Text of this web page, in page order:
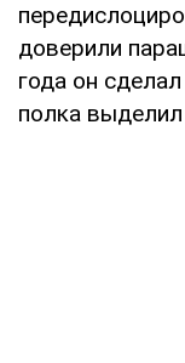
доверили
года он
полка